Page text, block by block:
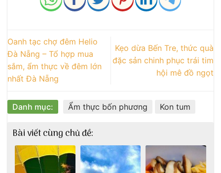
Oanh tạc chợ đêm Helio
Đà Nẵng – Tổ hợp mua
sắm, ẩm thực về đêm lớn
nhất Đà Nẵng
Kẹo dừa Bến Tre, thức quà
đặc sản chinh phục trái tim
hội mê đồ ngọt
Danh mục: Ẩm thực bốn phương Kon tum
Bài viết cùng chủ đề: